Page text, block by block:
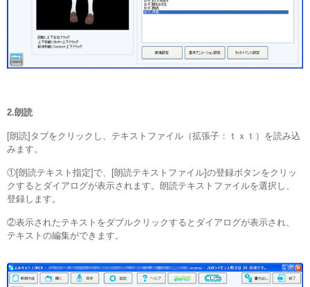
2.朗読
[朗読]タブをクリックし、テキストファイル（拡張子：ｔｘｔ）を読み込
みます。
①[朗読テキスト指定]で、[朗読テキストファイル]の登録ボタンをクリッ
クするとダイアログが表示されます。朗読テキストファイルを選択し、
登録します。
②表示されたテキストをダブルクリックするとダイアログが表示され、
テキストの編集ができます。